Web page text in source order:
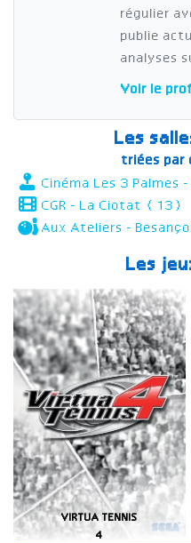
régulier
publie
analyses
Voir le
Les
triées par
Cinéma Les 3
CGR - La Ciotat (13)
Aux Ateliers -
Les
VIRTUA TENNIS
4